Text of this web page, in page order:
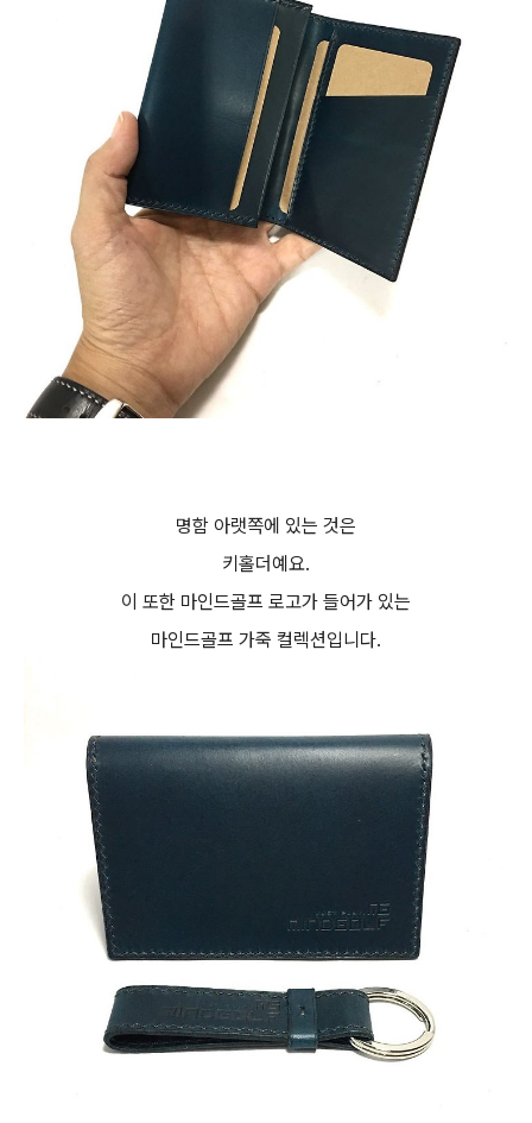
명함 아랫쪽에 있는 것은
키홀더예요.
이 또한 마인드골프 로고가 들어가 있는
마인드골프 가죽 컬렉션입니다.